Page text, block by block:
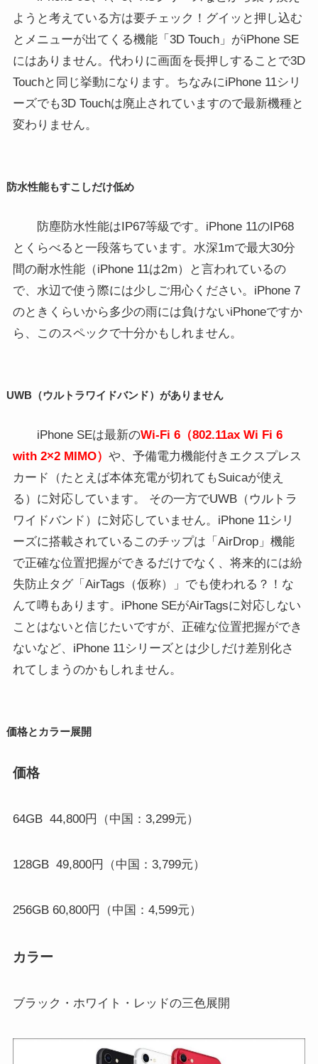
ようと考えている方は要チェック！グイッと押し込む
とメニューが出てくる機能「3D Touch」がiPhone SE
にはありません。代わりに画面を長押しすることで3D
Touchと同じ挙動になります。ちなみにiPhone 11シリ
ーズでも3D Touchは廃止されていますので最新機種と
変わりません。
防水性能もすこしだけ低め
防塵防水性能はIP67等級です。iPhone 11のIP68
とくらべると一段落ちています。 水深1mで最大30分
間の耐水性能（iPhone 11は2m）と言われているの
で、水辺で使う際には少しご用心ください。iPhone 7
のときくらいから多少の雨には負けないiPhoneですか
ら、このスペックで十分かもしれません。
UWB（ウルトラワイドバンド）がありません
iPhone SEは最新のWi-Fi 6（802.11ax Wi Fi 6
with 2×2 MIMO） や、予備電力機能付きエクスプレス
カード（たとえば本体充電が切れてもSuicaが使え
る）に対応しています。 その一方でUWB（ウルトラ
ワイドバンド）に対応していません。iPhone 11シリ
ーズに搭載されているこのチップは「 AirDrop」機能
で正確な位置把握ができるだけでなく、将来的には紛
失防止タグ「 AirTags （仮称）」でも使われる？！な
んて噂もあります。iPhone SEがAirTagsに対応しない
ことはないと信じたいですが、正確な位置把握ができ
ないなど、iPhone 11シリーズとは少しだけ差別化さ
れてしまうのかもしれません。
価格とカラー展開
価格
64GB 44,800円（中国：3,299元）
128GB 49,800円（中国：3,799元）
256GB 60,800円（中国：4,599元）
カラー
ブラック・ホワイト・レッドの三色展開